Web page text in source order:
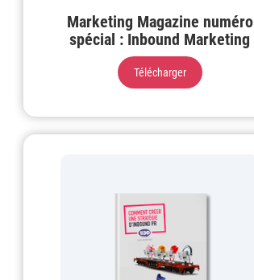
Marketing Magazine numéro
spécial : Inbound Marketing
Télécharger